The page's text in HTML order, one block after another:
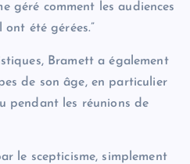
géré comment les audiences
été gérées.”
Bramett a également
de son âge, en particulier
pendant les réunions de
le scepticisme, simplement